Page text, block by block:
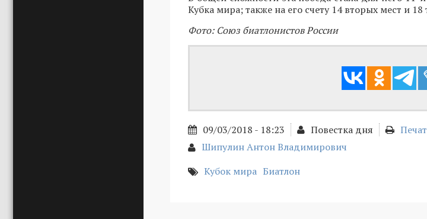
Кубка мира; также на его счету 14 вторых мест и 18
Фото: Союз биатлонистов России
09/03/2018 - 18:23 Повестка дня
Шипулин Антон Владимирович
Кубок мира Биатлон